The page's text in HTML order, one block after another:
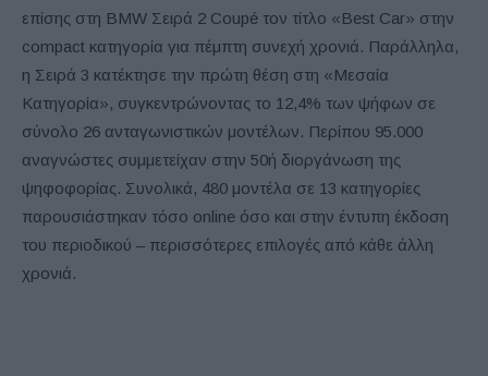
επίσης στη BMW Σειρά 2 Coupé τον τίτλο «Best Car» στην
compact κατηγορία για πέμπτη συνεχή χρονιά. Παράλληλα,
η Σειρά 3 κατέκτησε την πρώτη θέση στη «Μεσαία
Κατηγορία», συγκεντρώνοντας το 12,4% των ψήφων σε
σύνολο 26 ανταγωνιστικών μοντέλων. Περίπου 95.000
αναγνώστες συμμετείχαν στην 50ή διοργάνωση της
ψηφοφορίας. Συνολικά, 480 μοντέλα σε 13 κατηγορίες
παρουσιάστηκαν τόσο online όσο και στην έντυπη έκδοση
του περιοδικού – περισσότερες επιλογές από κάθε άλλη
χρονιά.